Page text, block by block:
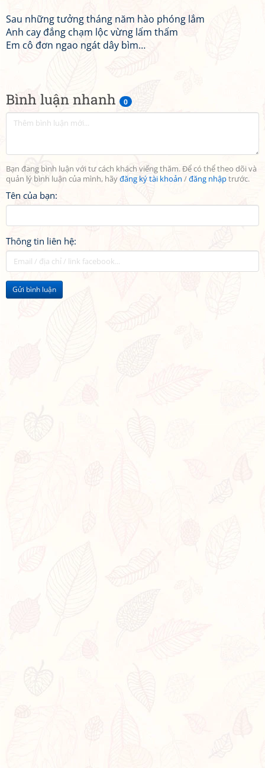
Bình luận nhanh 0
Bạn đang bình luận với tư cách khách viếng thăm. Để có thể theo dõi và
quản lý bình luận của mình, hãyđăng ký tài khoản /đăng nhậptrước.
Tên của bạn:
Thông tin liên hệ:
Gửi bình luận
Sau những tưởng tháng năm hào phóng lắm
Anh cay đắng chạm lộc vừng lấm thấm
Em cô đơn ngao ngát dây bìm…